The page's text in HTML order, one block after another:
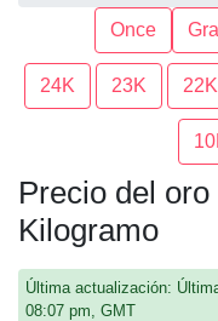
Once
24K 23K 22K
Precio del
Kilogramo
Última actualización:
08:07 pm, GMT